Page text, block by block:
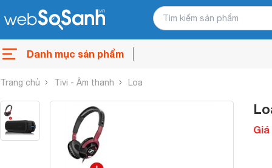
Danh mục sản phẩm
Trang chủ Tivi - Âm thanh Loa